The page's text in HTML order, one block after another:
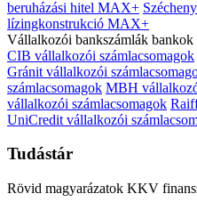
beruházási hitel MAX+
lízingkonstrukció MAX+
Vállalkozói bankszámlák bankok
CIB vállalkozói számlacsomagok
Gránit vállalkozói
számlacsomagok MBH
vállalkozói számlacsomagok
UniCredit vállalkozói
Tudástár
Rövid magyarázatok KKV